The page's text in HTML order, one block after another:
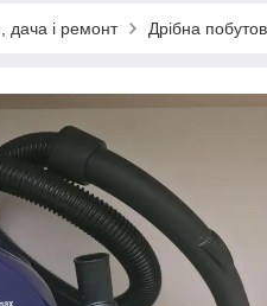
дача і ремонт Дрібна